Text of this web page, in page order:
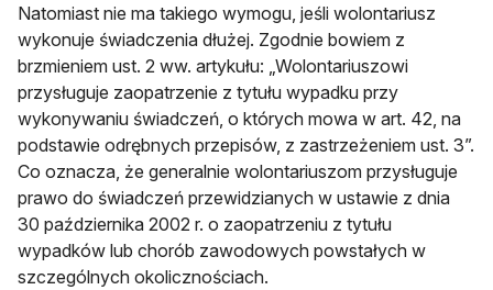
Natomiast nie ma takiego wymogu, jeśli wolontariusz
wykonuje świadczenia dłużej. Zgodnie bowiem z
brzmieniem ust. 2 ww. artykułu: „Wolontariuszowi
przysługuje zaopatrzenie z tytułu wypadku przy
wykonywaniu świadczeń, o których mowa w art. 42, na
podstawie odrębnych przepisów, z zastrzeżeniem ust. 3”.
Co oznacza, że generalnie wolontariuszom przysługuje
prawo do świadczeń przewidzianych w ustawie z dnia
30 października 2002 r. o zaopatrzeniu z tytułu
wypadków lub chorób zawodowych powstałych w
szczególnych okolicznościach.